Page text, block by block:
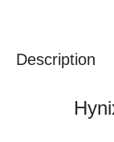
Description